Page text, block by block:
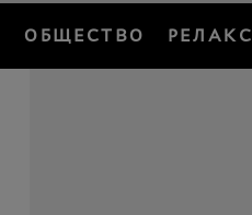
ОБЩЕСТВО РЕЛАКС